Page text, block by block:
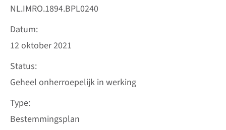
NL.IMRO.1894.BPL0240
Datum
12 oktober 2021
Status
Geheel onherroepelijk in werking
Type
Bestemmingsplan